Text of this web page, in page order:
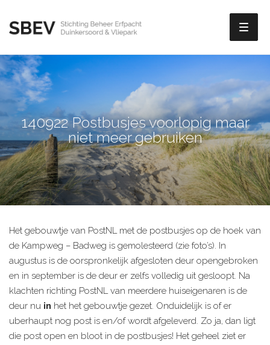
140922 Postbusjes voorlopig maar
niet meer gebruiken
Het gebouwtje van PostNL met de postbusjes op de hoek van
de Kampweg – Badweg is gemolesteerd (zie foto’s). In
augustus is de oorspronkelijk afgesloten deur opengebroken
en in september is de deur er zelfs volledig uit gesloopt. Na
klachten richting PostNL van meerdere huiseigenaren is de
deur nu in het het gebouwtje gezet. Onduidelijk is of er
uberhaupt nog post is en/of wordt afgeleverd. Zo ja, dan ligt
die post open en bloot in de postbusjes! Het geheel ziet er